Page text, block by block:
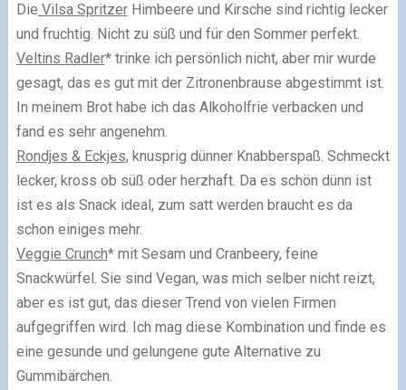
Die Vilsa SpritzerHimbeere und Kirsche sind richtig lecker
und fruchtig. Nicht zu süß und für den Sommer perfekt.
Veltins Radler* trinke ich persönlich nicht, aber mir wurde
gesagt, das es gut mit der Zitronenbrause abgestimmt ist.
In meinem Brot habe ich das Alkoholfrie verbacken und
fand es sehr angenehm.
Rondjes & Eckjes, knusprig dünner Knabberspaß. Schmeckt
lecker, kross ob süß oder herzhaft. Da es schön dünn ist
ist es als Snack ideal, zum satt werden braucht es da
schon einiges mehr.
Veggie Crunch* mit Sesam und Cranbeery, feine
Snackwürfel. Sie sind Vegan, was mich selber nicht reizt,
aber es ist gut, das dieser Trend von vielen Firmen
aufgegriffen wird. Ich mag diese Kombination und finde es
eine gesunde und gelungene gute Alternative zu
Gummibärchen.